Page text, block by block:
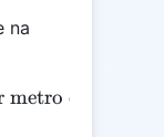
na
metro